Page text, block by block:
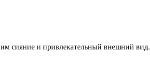
сияние и привлекательный внешний вид.